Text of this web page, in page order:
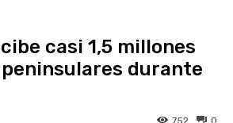
casi 1,5 millones
durante
0
752